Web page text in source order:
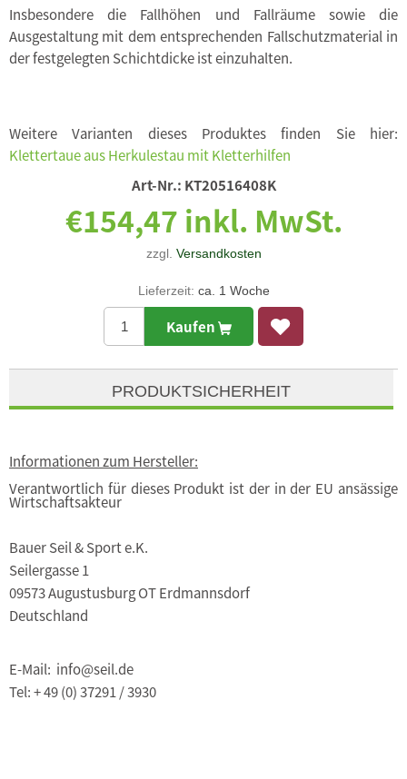
Insbesondere die Fallhöhen und Fallräume sowie die
Ausgestaltung mit dem entsprechenden Fallschutzmaterial in
der festgelegten Schichtdicke ist einzuhalten.
Weitere Varianten dieses Produktes finden Sie hier:
Klettertaue aus Herkulestau mit Kletterhilfen
Art-Nr.: KT20516408K
€154,47 inkl. MwSt.
zzgl. Versandkosten
Lieferzeit: ca. 1 Woche
Kaufen
PRODUKTSICHERHEIT
Informationen zum Hersteller:
Verantwortlich für dieses Produkt ist der in der EU ansässige
Wirtschaftsakteur
Bauer Seil & Sport e.K.
Seilergasse 1
09573 Augustusburg OT Erdmannsdorf
Deutschland
E-Mail: info@seil.de
Tel: + 49 (0) 37291 / 3930